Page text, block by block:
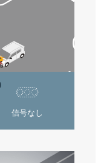
信号なし